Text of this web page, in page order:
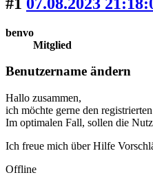
benvo
Mitglied
Benutzername ändern
Hallo zusammen,
ich möchte gerne den
Im optimalen Fall, sollen die
Ich freue mich über Hilfe
Offline